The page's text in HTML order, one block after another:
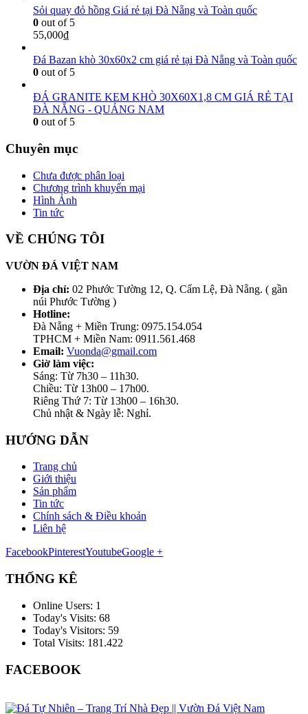
Sỏi quay đỏ hồng Giá rẻ tại Đà Nẵng và Toàn quốc
0 out of 5
55,000₫
Đá Bazan khò 30x60x2 cm giá rẻ tại Đà Nẵng và Toàn quốc
0 out of 5
ĐÁ GRANITE KEM KHÒ 30X60X1,8 CM GIÁ RẺ TẠI
ĐÀ NẴNG - QUẢNG NAM
0 out of 5
Chuyên mục
Chưa được phân loại
Chương trình khuyến mại
Hình Ảnh
Tin tức
VỀ CHÚNG TÔI
VƯỜN ĐÁ VIỆT NAM
Địa chỉ: 02 Phước Tường 12, Q. Cẩm Lệ, Đà Nẵng. ( gần
núi Phước Tường )
Hotline:
Đà Nẵng + Miền Trung: 0975.154.054
TPHCM + Miền Nam: 0911.561.468
Email: Vuonda@gmail.com
Giờ làm việc:
Sáng: Từ 7h30 – 11h30.
Chiều: Từ 13h00 – 17h00.
Riêng Thứ 7: Từ 13h00 – 16h30.
Chủ nhật & Ngày lễ: Nghỉ.
HƯỚNG DẪN
Trang chủ
Giới thiệu
Sản phẩm
Tin tức
Chính sách & Điều khoản
Liên hệ
FacebookPinterestYoutubeGoogle +
THỐNG KÊ
Online Users: 1
Today's Visits: 68
Today's Visitors: 59
Total Visits: 181.422
FACEBOOK